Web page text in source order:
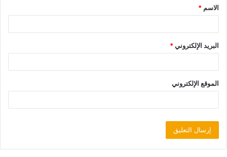
الاسم *
البريد الإلكتروني*
الموقع الإلكتروني